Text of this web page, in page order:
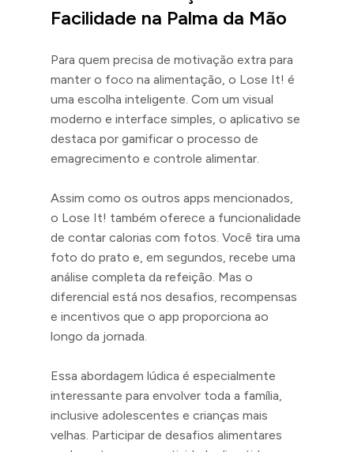
Facilidade na Palma da Mão
Para quem precisa de motivação extra para
manter o foco na alimentação, o Lose It! é
uma escolha inteligente. Com um visual
moderno e interface simples, o aplicativo se
destaca por gamificar o processo de
emagrecimento e controle alimentar.
Assim como os outros apps mencionados,
o Lose It! também oferece a funcionalidade
de contar calorias com fotos. Você tira uma
foto do prato e, em segundos, recebe uma
análise completa da refeição. Mas o
diferencial está nos desafios, recompensas
e incentivos que o app proporciona ao
longo da jornada.
Essa abordagem lúdica é especialmente
interessante para envolver toda a família,
inclusive adolescentes e crianças mais
velhas. Participar de desafios alimentares